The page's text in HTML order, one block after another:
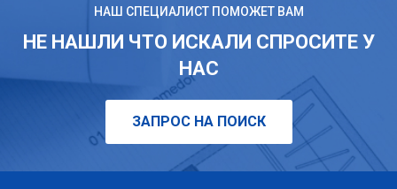
НАШ СПЕЦИАЛИСТ ПОМОЖЕТ ВАМ
НЕ НАШЛИ ЧТО ИСКАЛИ СПРОСИТЕ У
НАС
ЗАПРОС НА ПОИСК